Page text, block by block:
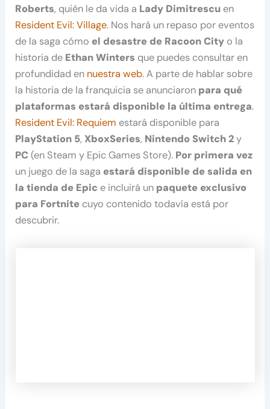
Roberts, quién le da vida a Lady Dimitrescu en
Resident Evil: Village. Nos hará un repaso por eventos
de la saga cómo el desastre de Racoon City o la
historia de Ethan Winters que puedes consultar en
profundidad en nuestra web. A parte de hablar sobre
la historia de la franquicia se anunciaron para qué
plataformas estará disponible la última entrega.
Resident Evil: Requiem estará disponible para
PlayStation 5, XboxSeries, Nintendo Switch 2y
PC(en Steam y Epic Games Store). Por primera vez
un juego de la saga estará disponible de salida en
la tienda de Epic e incluirá un paquete exclusivo
para Fortnite cuyo contenido todavía está por
descubrir.